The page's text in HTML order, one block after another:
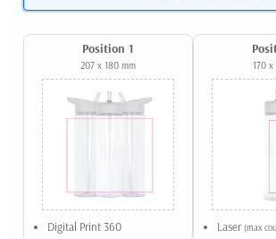
Position 1
207 x 180 mm
Digital Print 360
170
Laser (max